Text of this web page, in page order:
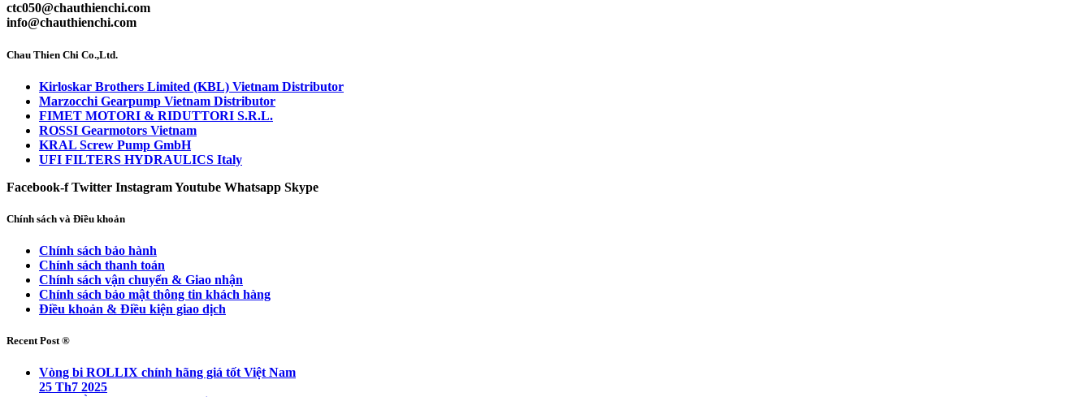
ctc050@chauthienchi.com
info@chauthienchi.com
Chau Thien Chi Co.,Ltd.
Kirloskar Brothers Limited (KBL) Vietnam Distributor
Marzocchi Gearpump Vietnam Distributor
FIMET MOTORI & RIDUTTORI S.R.L.
ROSSI Gearmotors Vietnam
KRAL Screw Pump GmbH
UFI FILTERS HYDRAULICS Italy
Facebook-f Twitter InstagramYoutube Whatsapp Skype
Chính sách và Điều khoản
Chính sách bảo hành
Chính sách thanh toán
Chính sách vận chuyển & Giao nhận
Chính sách bảo mật thông tin khách hàng
Điều khoản & Điều kiện giao dịch
Recent Post ®
Vòng bi ROLLIX chính hãng giá tốt Việt Nam
25 Th7 2025